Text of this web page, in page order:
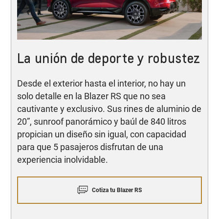
La unión de deporte y robustez
Desde el exterior hasta el interior, no hay un
solo detalle en la Blazer RS que no sea
cautivante y exclusivo. Sus rines de aluminio de
20”, sunroof panorámico y baúl de 840 litros
propician un diseño sin igual, con capacidad
para que 5 pasajeros disfrutan de una
experiencia inolvidable.
Cotiza tu Blazer RS